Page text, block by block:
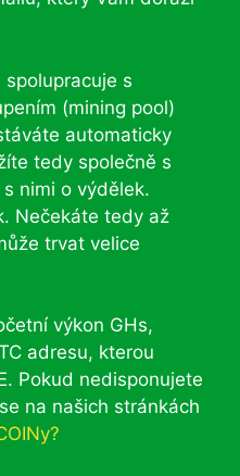
spolupracuje s
(mining pool)
automaticky
tedy společně s
nimi o výdělek.
Nečekáte tedy až
trvat velice
výkon GHs,
adresu, kterou
Pokud nedisponujete
na našich stránkách